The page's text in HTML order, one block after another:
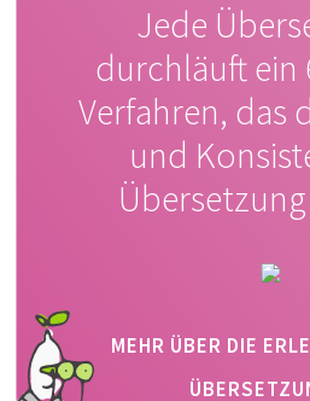
Jede
durchläuft ein
Verfahren, das
und
MEHR ÜBER DIE